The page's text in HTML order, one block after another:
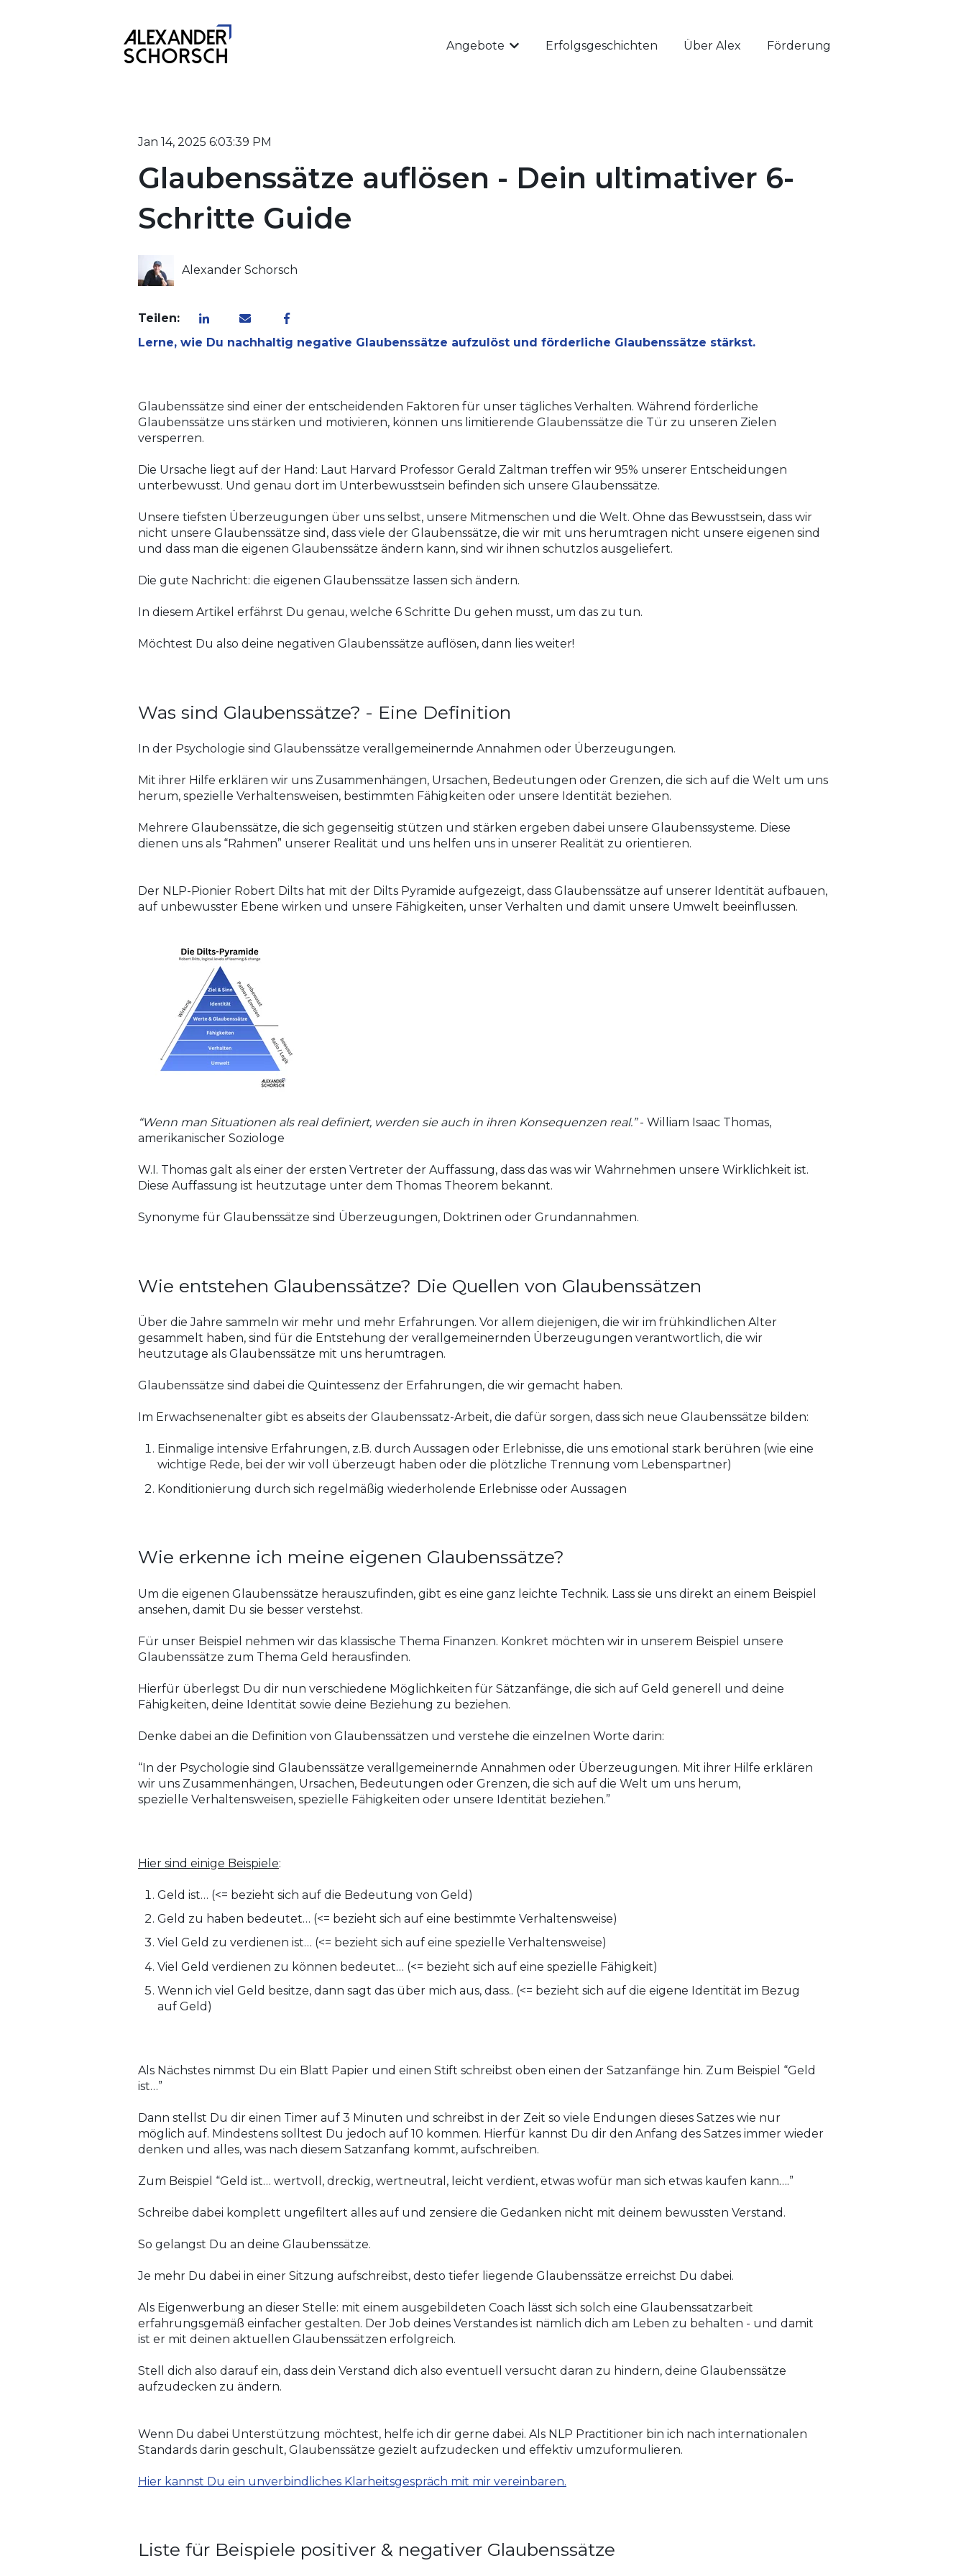
Angebote
Untermenü für Angebote anzeigen
Erfolgsgeschichten Über Alex Förderung
Jan 14, 2025 6:03:39 PM
Glaubenssätze auflösen - Dein ultimativer 6-
Schritte Guide
Alexander Schorsch
Teilen:
Lerne, wie Du nachhaltig negative Glaubenssätze aufzulöst und förderliche Glaubenssätze stärkst.
Glaubenssätze sind einer der entscheidenden Faktoren für unser tägliches Verhalten. Während förderliche
Glaubenssätze uns stärken und motivieren, können uns limitierende Glaubenssätze die Tür zu unseren Zielen
versperren.
Die Ursache liegt auf der Hand: Laut Harvard Professor Gerald Zaltman treffen wir 95% unserer Entscheidungen
unterbewusst. Und genau dort im Unterbewusstsein befinden sich unsere Glaubenssätze.
Unsere tiefsten Überzeugungen über uns selbst, unsere Mitmenschen und die Welt. Ohne das Bewusstsein, dass wir
nicht unsere Glaubenssätze sind, dass viele der Glaubenssätze, die wir mit uns herumtragen nicht unsere eigenen sind
und dass man die eigenen Glaubenssätze ändern kann, sind wir ihnen schutzlos ausgeliefert.
Die gute Nachricht: die eigenen Glaubenssätze lassen sich ändern.
In diesem Artikel erfährst Du genau, welche 6 Schritte Du gehen musst, um das zu tun.
Möchtest Du also deine negativen Glaubenssätze auflösen, dann lies weiter!
Was sind Glaubenssätze? - Eine Definition
In der Psychologie sind Glaubenssätze verallgemeinernde Annahmen oder Überzeugungen.
Mit ihrer Hilfe erklären wir uns Zusammenhängen, Ursachen, Bedeutungen oder Grenzen, die sich auf die Welt um uns
herum, spezielle Verhaltensweisen, bestimmten Fähigkeiten oder unsere Identität beziehen.
Mehrere Glaubenssätze, die sich gegenseitig stützen und stärken ergeben dabei unsere Glaubenssysteme. Diese
dienen uns als “Rahmen” unserer Realität und uns helfen uns in unserer Realität zu orientieren.
​Der NLP-Pionier Robert Dilts hat mit der Dilts Pyramide aufgezeigt, dass Glaubenssätze auf unserer Identität aufbauen,
auf unbewusster Ebene wirken und unsere Fähigkeiten, unser Verhalten und damit unsere Umwelt beeinflussen.
“Wenn man Situationen als real definiert, werden sie auch in ihren Konsequenzen real.”- William Isaac Thomas,
amerikanischer Soziologe
​W.I. Thomas galt als einer der ersten Vertreter der Auffassung, dass das was wir Wahrnehmen unsere Wirklichkeit ist.
Diese Auffassung ist heutzutage unter dem Thomas Theorem bekannt.
Synonyme für Glaubenssätze sind Überzeugungen, Doktrinen oder Grundannahmen.
Wie entstehen Glaubenssätze? Die Quellen von Glaubenssätzen
Über die Jahre sammeln wir mehr und mehr Erfahrungen. Vor allem diejenigen, die wir im frühkindlichen Alter
gesammelt haben, sind für die Entstehung der verallgemeinernden Überzeugungen verantwortlich, die wir
heutzutage als Glaubenssätze mit uns herumtragen.
Glaubenssätze sind dabei die Quintessenz der Erfahrungen, die wir gemacht haben.
​Im Erwachsenenalter gibt es abseits der Glaubenssatz-Arbeit, die dafür sorgen, dass sich neue Glaubenssätze bilden:
Einmalige intensive Erfahrungen, z.B. durch Aussagen oder Erlebnisse, die uns emotional stark berühren (wie eine
wichtige Rede, bei der wir voll überzeugt haben oder die plötzliche Trennung vom Lebenspartner)
Konditionierung durch sich regelmäßig wiederholende Erlebnisse oder Aussagen
Wie erkenne ich meine eigenen Glaubenssätze?
Um die eigenen Glaubenssätze herauszufinden, gibt es eine ganz leichte Technik. Lass sie uns direkt an einem Beispiel
ansehen, damit Du sie besser verstehst.
Für unser Beispiel nehmen wir das klassische Thema Finanzen. Konkret möchten wir in unserem Beispiel unsere
Glaubenssätze zum Thema Geld herausfinden.
Hierfür überlegst Du dir nun verschiedene Möglichkeiten für Sätzanfänge, die sich auf Geld generell und deine
Fähigkeiten, deine Identität sowie deine Beziehung zu beziehen.
Denke dabei an die Definition von Glaubenssätzen und verstehe die einzelnen Worte darin:
​“In der Psychologie sind Glaubenssätze verallgemeinernde Annahmen oder Überzeugungen. Mit ihrer Hilfe erklären
wir uns Zusammenhängen, Ursachen, Bedeutungen oder Grenzen, die sich auf die Welt um uns herum,
spezielle Verhaltensweisen, spezielle Fähigkeiten oder unsere Identität beziehen.”
​Hier sind einige Beispiele:
Geld ist… (<= bezieht sich auf die Bedeutung von Geld)
Geld zu haben bedeutet… (<= bezieht sich auf eine bestimmte Verhaltensweise)
Viel Geld zu verdienen ist… (<= bezieht sich auf eine spezielle Verhaltensweise)
Viel Geld verdienen zu können bedeutet… (<= bezieht sich auf eine spezielle Fähigkeit)
Wenn ich viel Geld besitze, dann sagt das über mich aus, dass.. (<= bezieht sich auf die eigene Identität im Bezug
auf Geld)
Als Nächstes nimmst Du ein Blatt Papier und einen Stift schreibst oben einen der Satzanfänge hin. Zum Beispiel “Geld
ist…”
Dann stellst Du dir einen Timer auf 3 Minuten und schreibst in der Zeit so viele Endungen dieses Satzes wie nur
möglich auf. Mindestens solltest Du jedoch auf 10 kommen. Hierfür kannst Du dir den Anfang des Satzes immer wieder
denken und alles, was nach diesem Satzanfang kommt, aufschreiben.
Zum Beispiel “Geld ist… wertvoll, dreckig, wertneutral, leicht verdient, etwas wofür man sich etwas kaufen kann….”
Schreibe dabei komplett ungefiltert alles auf und zensiere die Gedanken nicht mit deinem bewussten Verstand.
So gelangst Du an deine Glaubenssätze.
Je mehr Du dabei in einer Sitzung aufschreibst, desto tiefer liegende Glaubenssätze erreichst Du dabei.
Als Eigenwerbung an dieser Stelle: mit einem ausgebildeten Coach lässt sich solch eine Glaubenssatzarbeit
erfahrungsgemäß einfacher gestalten. Der Job deines Verstandes ist nämlich dich am Leben zu behalten - und damit
ist er mit deinen aktuellen Glaubenssätzen erfolgreich.
Stell dich also darauf ein, dass dein Verstand dich also eventuell versucht daran zu hindern, deine Glaubenssätze
aufzudecken zu ändern.
​Wenn Du dabei Unterstützung möchtest, helfe ich dir gerne dabei. Als NLP Practitioner bin ich nach internationalen
Standards darin geschult, Glaubenssätze gezielt aufzudecken und effektiv umzuformulieren.
Hier kannst Du ein unverbindliches Klarheitsgespräch mit mir vereinbaren.
Liste für Beispiele positiver & negativer Glaubenssätze